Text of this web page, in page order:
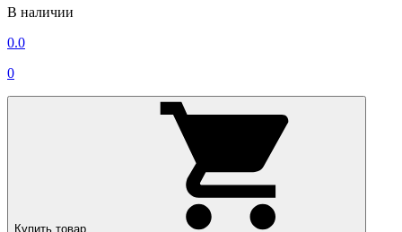
В наличии
0.0
0
Купить товар